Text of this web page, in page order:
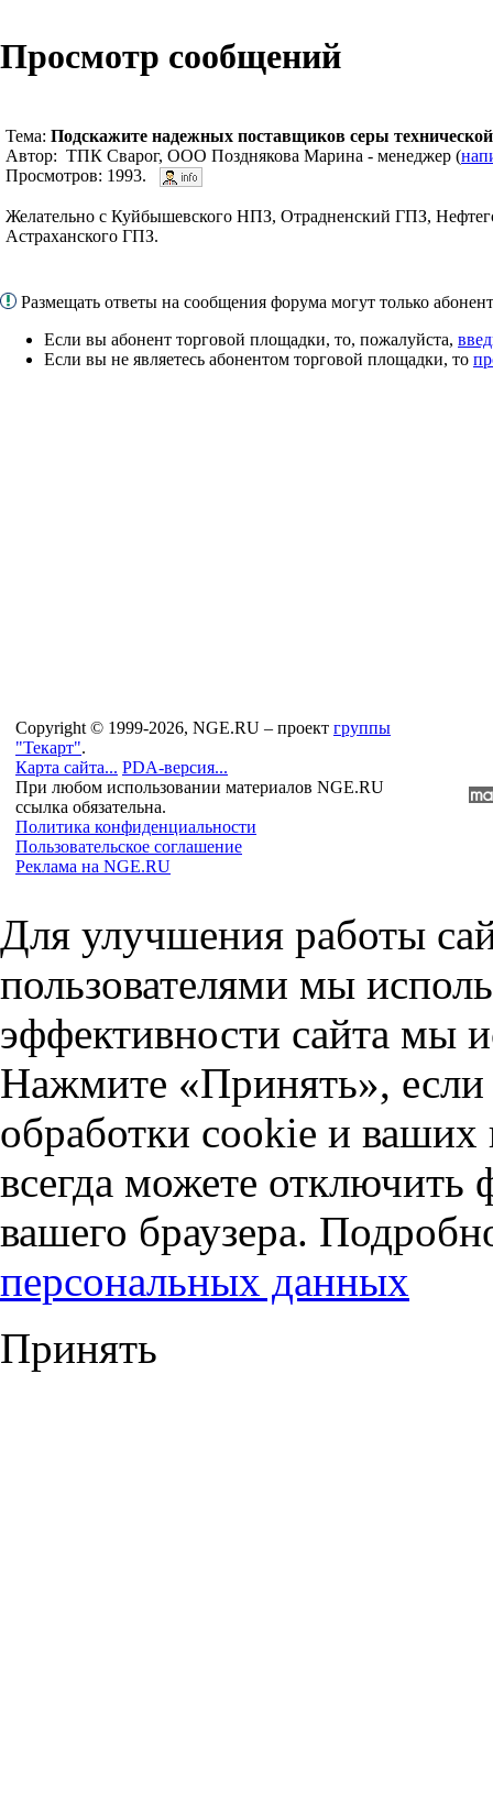
Просмотр сообщений
Тема: Подскажите надежных поставщиков серы
Автор: ТПК Сварог, ООО Позднякова Марина - менеджер (
Просмотров: 1993.
Желательно с Куйбышевского НПЗ, Отрадненский ГПЗ,
Астраханского ГПЗ.
Размещать ответы на сообщения форума могут только
Если вы абонент торговой площадки, то, пожалуйста,
Если вы не являетесь абонентом торговой площадки, то
Copyright © 1999-2026, NGE.RU – проект группы
"Текарт".
Карта сайта... PDA-версия...
При любом использовании материалов NGE.RU
ссылка обязательна.
Политика конфиденциальности
Пользовательское соглашение
Реклама на NGE.RU
Для улучшения работы
пользователями мы
эффективности сайта мы
Нажмите «Принять», если
обработки cookie и
всегда можете отключить
вашего браузера.
персональных данных
Принять